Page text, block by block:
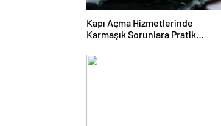
Kapı Açma Hizmetlerinde
Karmaşık Sorunlara Pratik